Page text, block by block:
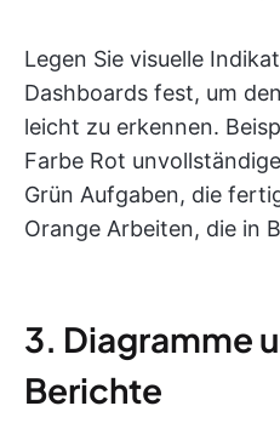
Legen Sie visuelle
Dashboards fest, um
leicht zu erkennen.
Farbe Rot
Grün Aufgaben, die
Orange Arbeiten, die in
3. Diagramme
Berichte